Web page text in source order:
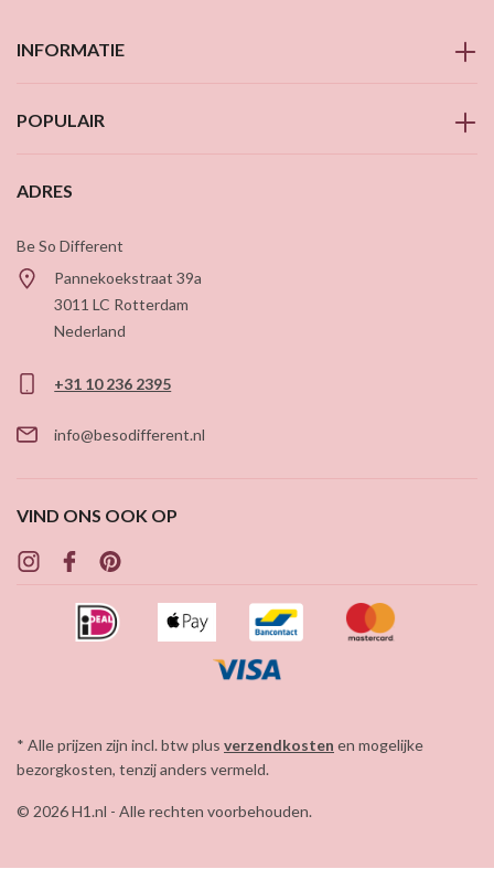
INFORMATIE
POPULAIR
ADRES
Be So Different
Pannekoekstraat 39a
3011 LC Rotterdam
Nederland
+31 10 236 2395
info@besodifferent.nl
VIND ONS OOK OP
* Alle prijzen zijn incl. btw plus verzendkosten en mogelijke
bezorgkosten, tenzij anders vermeld.
© 2026 H1.nl - Alle rechten voorbehouden.